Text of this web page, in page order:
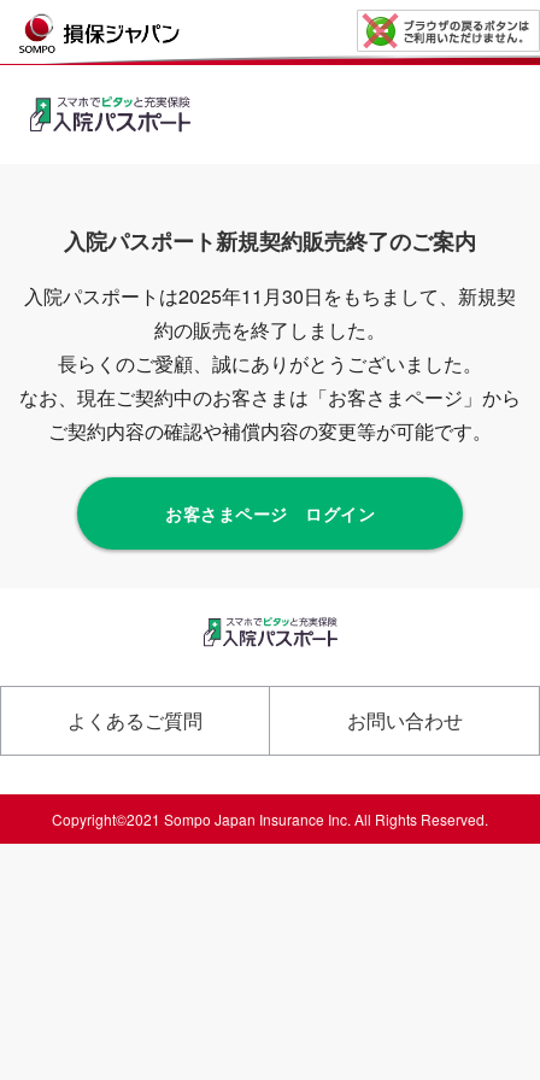
入院パスポート新規契約販売終了のご案内
入院パスポートは2025年11月30日をもちまして、新規契
約の販売を終了しました。
長らくのご愛顧、誠にありがとうございました。
なお、現在ご契約中のお客さまは「お客さまページ」から
ご契約内容の確認や補償内容の変更等が可能です。
お客さまページ ログイン
よくあるご質問 お問い合わせ
Copyright©2021 Sompo Japan Insurance Inc. All Rights Reserved.